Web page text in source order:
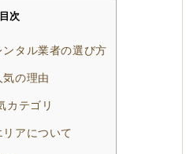
目次
タル業者の選び方
の理由
カテゴリ
アについて